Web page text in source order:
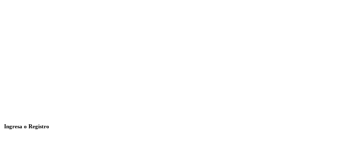
Ingresa o Registro